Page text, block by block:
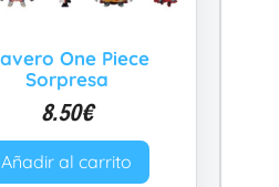
One Piece
Sorpresa
8.50€
Añadir al carrito